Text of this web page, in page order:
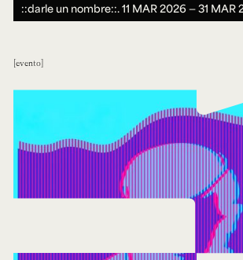
::darle un nombre::.11 MAR 2026 ― 31 MAR
evento